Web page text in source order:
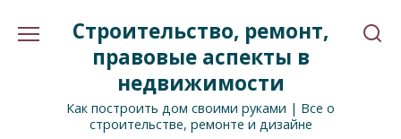
Строительство, ремонт,
правовые аспекты в
недвижимости
Как построить дом своими руками | Все о
строительстве, ремонте и дизайне